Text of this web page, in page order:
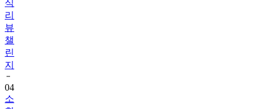
뷰
챌
린
지
04
소
휘
와